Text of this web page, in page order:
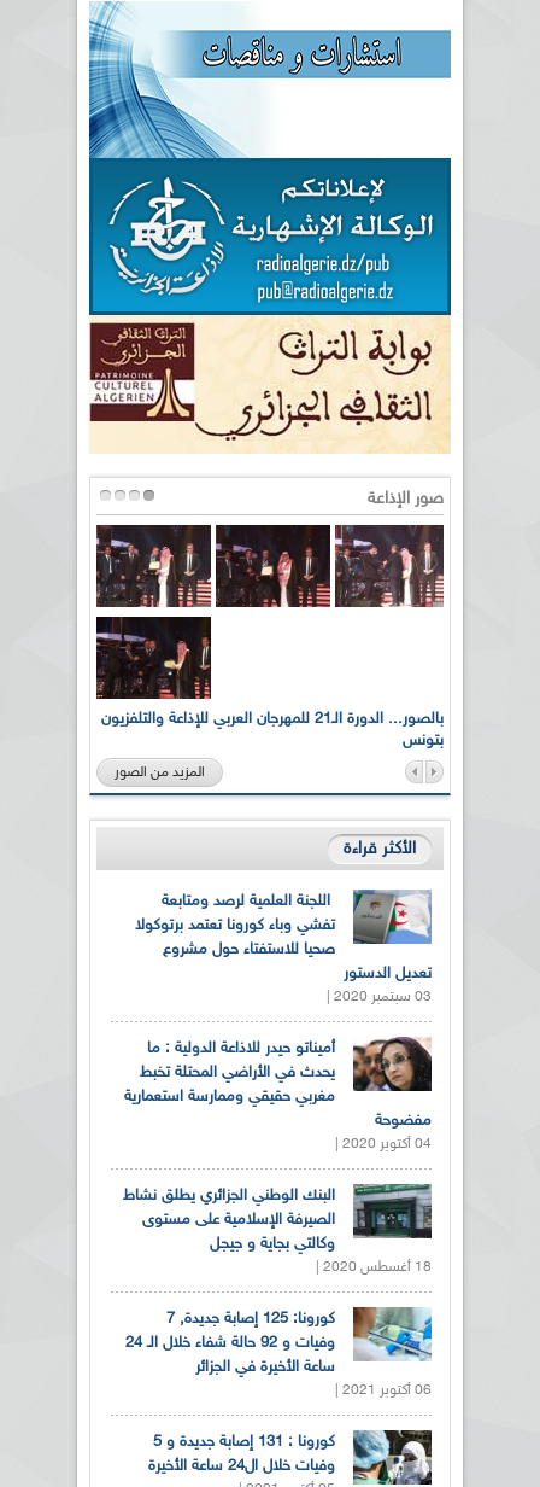
صور الإذاعة
بالصور... الدورة الـ21 للمهرجان العربي للإذاعة والتلفزيون
بتونس
المزيد من الصور
الأكثر قراءة
اللجنة العلمية لرصد ومتابعة
تفشي وباء كورونا تعتمد برتوكولا
صحيا للاستفتاء حول مشروع
تعديل الدستور
03 سبتمبر 2020 |
أميناتو حيدر للاذاعة الدولية : ما
يحدث في الأراضي المحتلة تخبط
مغربي حقيقي وممارسة استعمارية
مفضوحة
04 أكتوبر 2020 |
البنك الوطني الجزائري يطلق نشاط
الصيرفة الإسلامية على مستوى
وكالتي بجاية و جيجل
18 أغسطس 2020 |
كورونا: 125 إصابة جديدة, 7
وفيات و 92 حالة شفاء خلال الـ 24
ساعة الأخيرة في الجزائر
06 أكتوبر 2021 |
كورونا : 131 إصابة جديدة و 5
وفيات خلال ال24 ساعة الأخيرة